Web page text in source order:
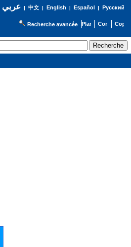
عربي| 中文| English | Español | Русский
Recherche avancée